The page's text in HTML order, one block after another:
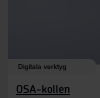
Digitala verktyg
OSA-kollen